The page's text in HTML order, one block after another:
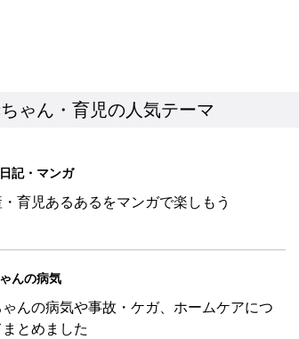
ゃん・育児の人気テーマ
記・マンガ
育児あるあるをマンガで楽しもう
んの病気
んの病気や事故・ケガ、ホームケアにつ
とめました